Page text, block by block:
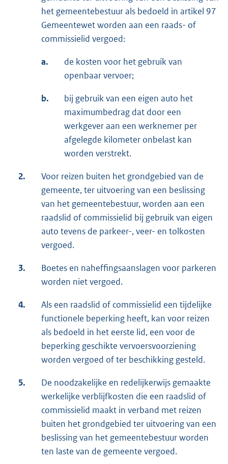
het gemeentebestuur als bedoeld in artikel 97
Gemeentewet worden aan een raads- of
commissielid vergoed:
a.
de kosten voor het gebruik van
openbaar vervoer;
b.
bij gebruik van een eigen auto het
maximumbedrag dat door een
werkgever aan een werknemer per
afgelegde kilometer onbelast kan
worden verstrekt.
2.
Voor reizen buiten het grondgebied van de
gemeente, ter uitvoering van een beslissing
van het gemeentebestuur, worden aan een
raadslid of commissielid bij gebruik van eigen
auto tevens de parkeer-, veer- en tolkosten
vergoed.
3.
Boetes en naheffingsaanslagen voor parkeren
worden niet vergoed.
4.
Als een raadslid of commissielid een tijdelijke
functionele beperking heeft, kan voor reizen
als bedoeld in het eerste lid, een voor de
beperking geschikte vervoersvoorziening
worden vergoed of ter beschikking gesteld.
5.
De noodzakelijke en redelijkerwijs gemaakte
werkelijke verblijfkosten die een raadslid of
commissielid maakt in verband met reizen
buiten het grondgebied ter uitvoering van een
beslissing van het gemeentebestuur worden
ten laste van de gemeente vergoed.